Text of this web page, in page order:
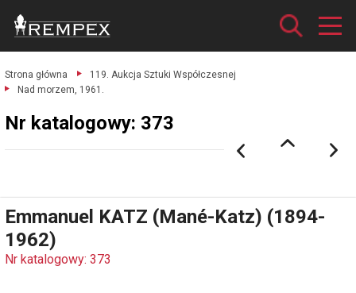
Strona główna
119. Aukcja Sztuki Współczesnej
Nad morzem, 1961.
Nr katalogowy: 373
Emmanuel KATZ (Mané-Katz) (1894-
1962)
Nr katalogowy: 373